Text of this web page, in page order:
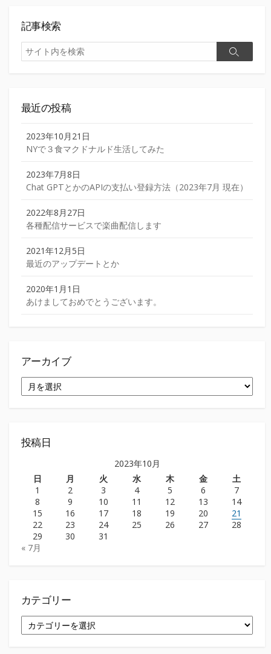
記事検索
検
索
検
最近の投稿
2023年10月21日
NYで３食マクドナルド生活してみた
2023年7月8日
Chat GPTとかのAPIの支払い登録方法（2023年7月 現在）
2022年8月27日
各種配信サービスで楽曲配信します
2021年12月5日
最近のアップデートとか
2020年1月1日
あけましておめでとうございます。
アーカイブ
ー
投稿日
2023年10月
日
月 火 水 木 金
土
1
2 3 4 5 6
7
8
9 10 11 12 13
14
15
16 17 18 19 20
21
22
23 24 25 26 27
28
29
30
31
« 7月
カテゴリー
テ